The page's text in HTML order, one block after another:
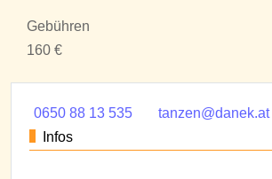
Gebühren
160 €
0650 88 13 535
tanzen@danek.at
Infos